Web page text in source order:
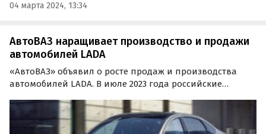
04 марта 2024, 13:34
АвтоВАЗ наращивает производство и продажи
автомобилей LADA
«АвтоВАЗ» объявил о росте продаж и производства
автомобилей LADA. В июле 2023 года российские
легковых автомобилей, что стало лучшим показателем
с начала 2023 года и в 2,8 раза больше результата